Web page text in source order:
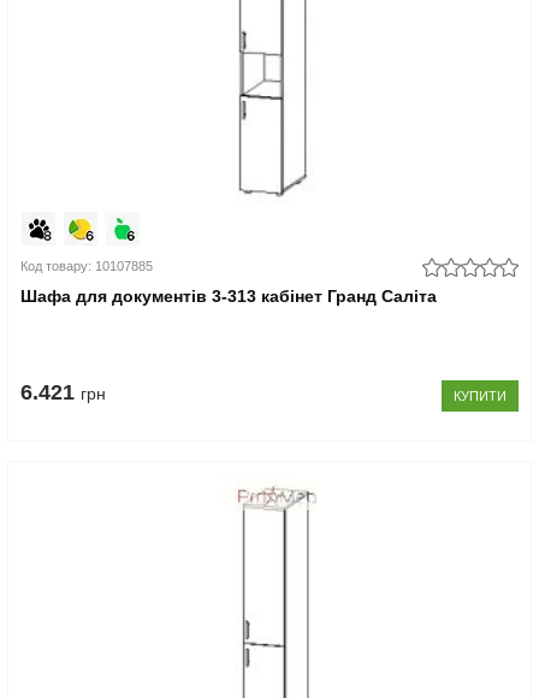
Код товару: 10107885
Шафа для документів 3-313 кабінет Гранд Саліта
6.421 грн КУПИТИ